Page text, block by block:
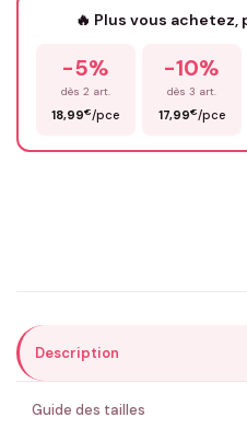
Prénom*
ENVOYER
🔥 Plus vous
-5%
dès 2 art.
18,99€/pce
-10%
dès 3 art.
17,99€/pce
Description
Guide des tailles